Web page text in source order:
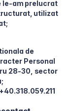
le-am prelucrat
utilizat
de
Personal
28-30, sector